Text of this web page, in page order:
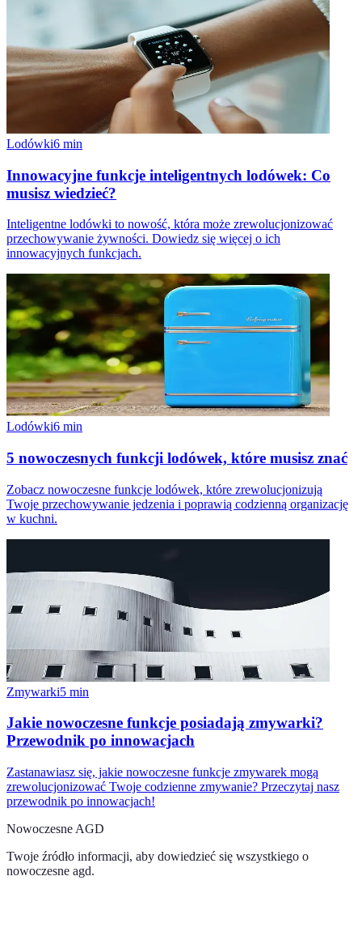
Lodówki6 min
Innowacyjne funkcje inteligentnych lodówek: Co
musisz wiedzieć?
Inteligentne lodówki to nowość, która może zrewolucjonizować
przechowywanie żywności. Dowiedz się więcej o ich
innowacyjnych funkcjach.
Lodówki6 min
5 nowoczesnych funkcji lodówek, które musisz znać
Zobacz nowoczesne funkcje lodówek, które zrewolucjonizują
Twoje przechowywanie jedzenia i poprawią codzienną organizację
w kuchni.
Zmywarki5 min
Jakie nowoczesne funkcje posiadają zmywarki?
Przewodnik po innowacjach
Zastanawiasz się, jakie nowoczesne funkcje zmywarek mogą
zrewolucjonizować Twoje codzienne zmywanie? Przeczytaj nasz
przewodnik po innowacjach!
Nowoczesne AGD
Twoje źródło informacji, aby dowiedzieć się wszystkiego o
nowoczesne agd.